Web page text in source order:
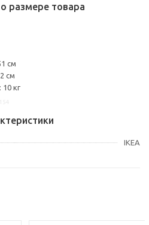
размере товара
см
см
кг
IKEA